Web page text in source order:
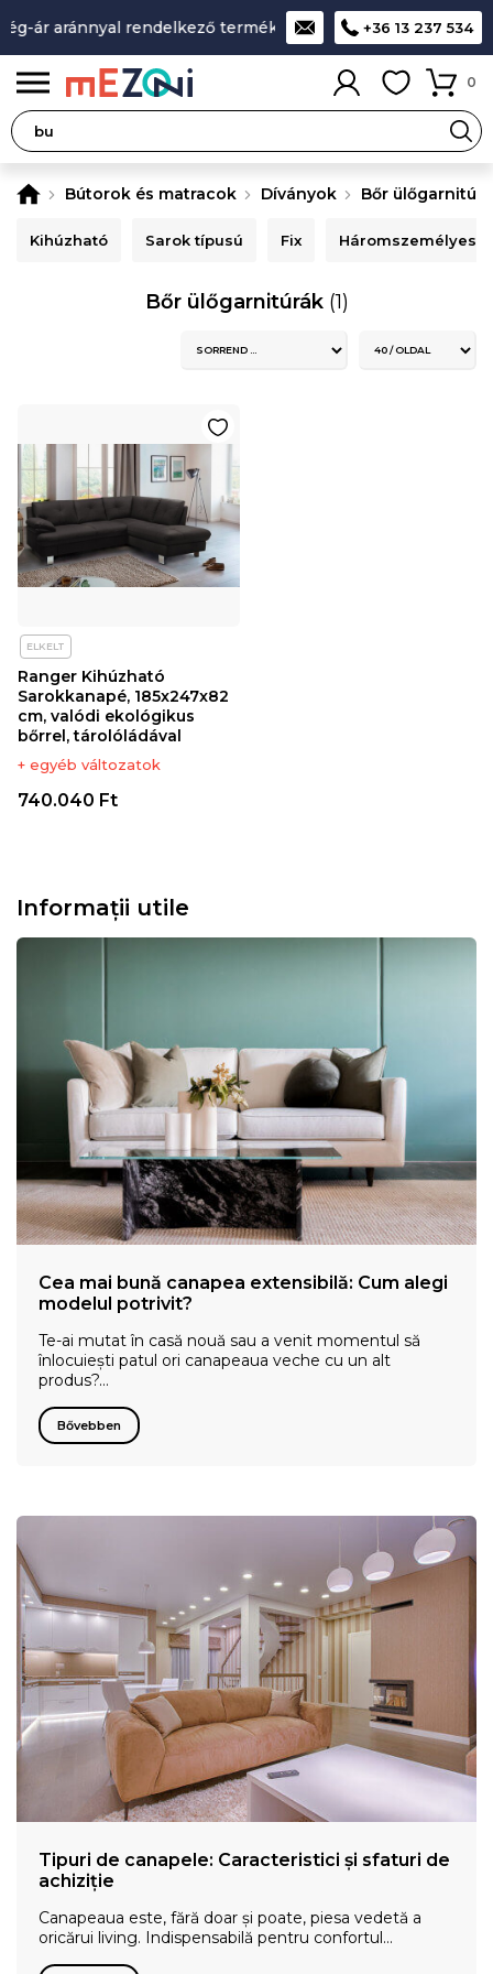
ár aránnyal rendelkező termékek A legjobb design-
+36 13 237 534
0
Bútorok és matracok Díványok Bőr
Kihúzható Sarok típusú Fix Háromszemélyes
Bőr ülőgarnitúrák (1)
ELKELT
Ranger Kihúzható
Sarokkanapé, 185x247x82
cm, valódi ekológikus
bőrrel, tárolóládával
+ egyéb változatok
740.040 Ft
Informații utile
Cea mai bună canapea extensibilă: Cum alegi
modelul potrivit?
Te-ai mutat în casă nouă sau a venit momentul să
înlocuiești patul ori canapeaua veche cu un alt
produs?…
Bővebben
Tipuri de canapele: Caracteristici și sfaturi de
achiziție
Canapeaua este, fără doar și poate, piesa vedetă a
oricărui living. Indispensabilă pentru confortul…